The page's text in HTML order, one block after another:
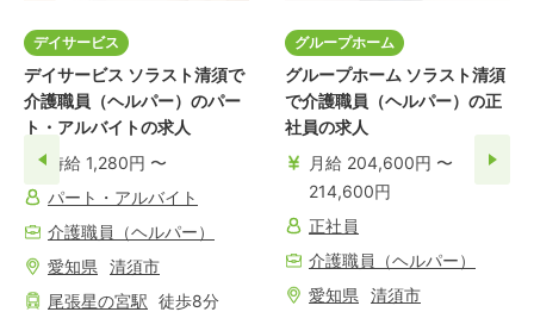
デイサービス
デイサービス ソラスト清須で
介護職員（ヘルパー）のパー
ト・アルバイトの求人
時給 1,280円 〜
パート・アルバイト
介護職員（ヘルパー）
愛知県
清須市
尾張星の宮駅 徒歩8分
グループホーム
グループホーム ソラスト清須
で介護職員（ヘルパー）の正
社員の求人
月給 204,600円 〜
214,600円
正社員
介護職員（ヘルパー）
愛知県
清須市